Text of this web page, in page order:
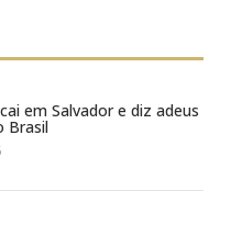
em Salvador e diz adeus
Brasil